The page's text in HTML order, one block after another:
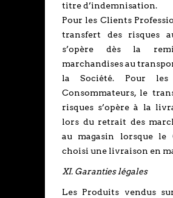
titre d’indemnisation.
Pour les Clients
transfert des risques
s’opère dès la
marchandises au
la Société. Pour les
Consommateurs, le
risques s’opère à la
lors du retrait des
au magasin lorsque le
choisi une livraison en
XI. Garanties légales
Les Produits vendus